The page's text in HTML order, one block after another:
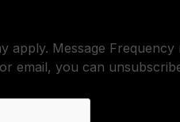
apply. Message
email, you can